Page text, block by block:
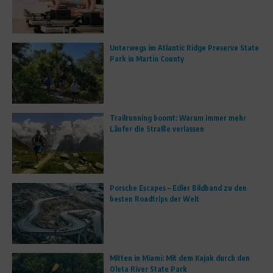
Unterwegs im Atlantic Ridge Preserve State
Park in Martin County
Trailrunning boomt: Warum immer mehr
Läufer die Straße verlassen
Porsche Escapes – Edler Bildband zu den
besten Roadtrips der Welt
Mitten in Miami: Mit dem Kajak durch den
Oleta River State Park